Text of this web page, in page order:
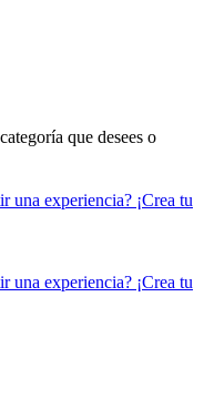
que desees o
una experiencia? ¡Crea tu
una experiencia? ¡Crea tu